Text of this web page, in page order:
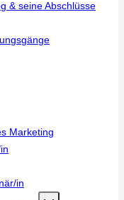
& seine Abschlüsse
Marketing
in